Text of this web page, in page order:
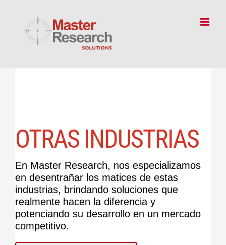
content
OTRAS INDUSTRIAS
En Master Research, nos especializamos
en desentrañar los matices de estas
industrias, brindando soluciones que
realmente hacen la diferencia y
potenciando su desarrollo en un mercado
competitivo.